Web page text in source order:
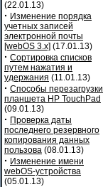
(22.01.13)
· Изменение порядка
учетных записей
электронной почты
[webOS 3.x] (17.01.13)
· Сортировка списков
путем нажатия и
удержания (11.01.13)
· Способы перезагрузки
планшета HP TouchPad
(09.01.13)
· Проверка даты
последнего резервного
копирования данных
пользова (08.01.13)
· Изменение имени
webOS-устройства
(05.01.13)